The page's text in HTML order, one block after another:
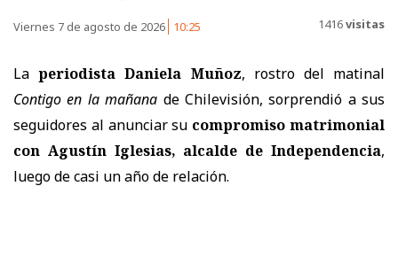
Viernes 7 de agosto de 2026 10:25 1416visitas
Laperiodista Daniela Muñoz, rostro del matinal
Contigo en la mañana de Chilevisión, sorprendió a sus
seguidores al anunciar su compromiso matrimonial
con Agustín Iglesias, alcalde de Independencia,
luego de casi un año de relación.